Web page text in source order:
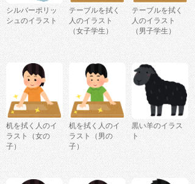
シルバーポリッ
シュのイラスト
テーブルを拭く
人のイラスト
（女子学生）
テーブルを拭く
人のイラスト
（男子学生）
机を拭く人のイ
ラスト（女の
子）
机を拭く人のイ
ラスト（男の
子）
黒い羊のイラス
ト